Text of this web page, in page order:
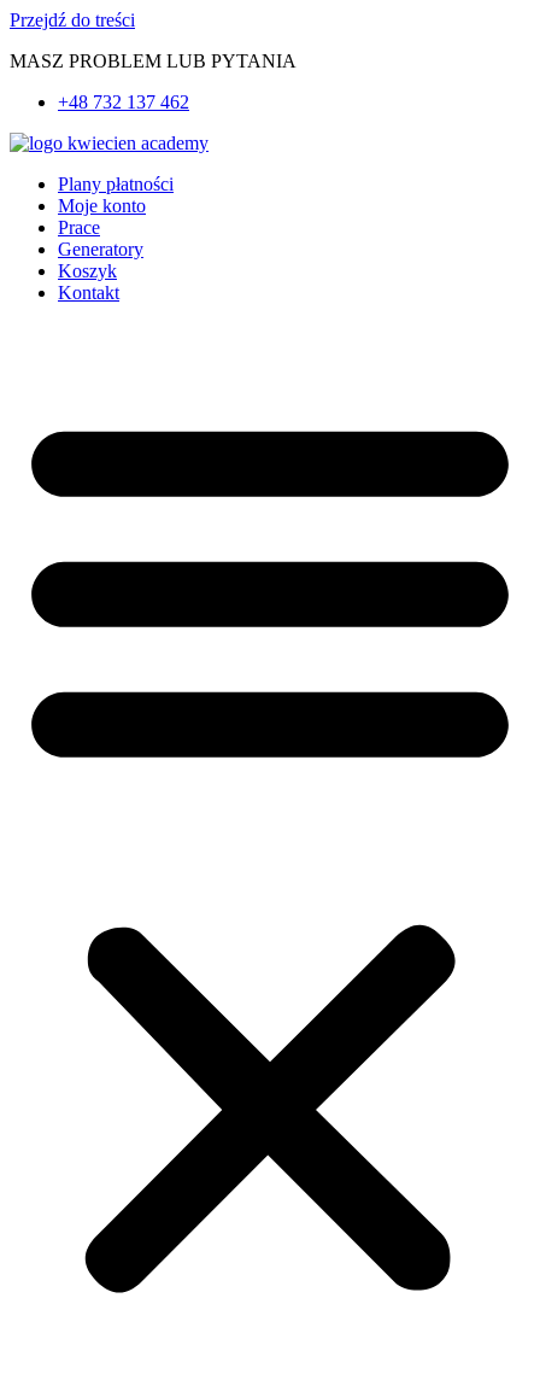
Przejdź do treści
MASZ PROBLEM LUB PYTANIA
+48 732 137 462
Plany płatności
Moje konto
Prace
Generatory
Koszyk
Kontakt